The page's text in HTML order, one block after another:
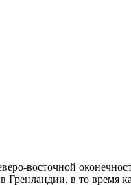
восточной
в то время